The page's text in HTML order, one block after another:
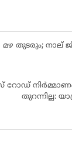
തുടരും; നാല്
റോഡ്
തുറന്നില്ല: